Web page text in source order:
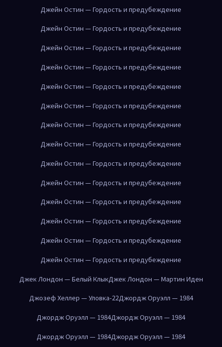
Джейн Остин — Гордость и предубеждение
Джейн Остин — Гордость и предубеждение
Джейн Остин — Гордость и предубеждение
Джейн Остин — Гордость и предубеждение
Джейн Остин — Гордость и предубеждение
Джейн Остин — Гордость и предубеждение
Джейн Остин — Гордость и предубеждение
Джейн Остин — Гордость и предубеждение
Джейн Остин — Гордость и предубеждение
Джейн Остин — Гордость и предубеждение
Джейн Остин — Гордость и предубеждение
Джейн Остин — Гордость и предубеждение
Джейн Остин — Гордость и предубеждение
Джейн Остин — Гордость и предубеждение
Джек Лондон — Белый КлыкДжек Лондон — Мартин Иден
Джозеф Хеллер — Уловка-22Джордж Оруэлл — 1984
Джордж Оруэлл — 1984Джордж Оруэлл — 1984
Джордж Оруэлл — 1984Джордж Оруэлл — 1984